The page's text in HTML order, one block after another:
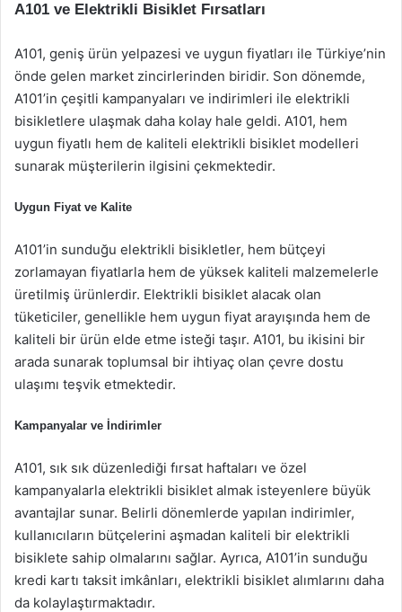
A101 ve Elektrikli Bisiklet Fırsatları
A101, geniş ürün yelpazesi ve uygun fiyatları ile Türkiye’nin
önde gelen market zincirlerinden biridir. Son dönemde,
A101’in çeşitli kampanyaları ve indirimleri ile elektrikli
bisikletlere ulaşmak daha kolay hale geldi. A101, hem
uygun fiyatlı hem de kaliteli elektrikli bisiklet modelleri
sunarak müşterilerin ilgisini çekmektedir.
Uygun Fiyat ve Kalite
A101’in sunduğu elektrikli bisikletler, hem bütçeyi
zorlamayan fiyatlarla hem de yüksek kaliteli malzemelerle
üretilmiş ürünlerdir. Elektrikli bisiklet alacak olan
tüketiciler, genellikle hem uygun fiyat arayışında hem de
kaliteli bir ürün elde etme isteği taşır. A101, bu ikisini bir
arada sunarak toplumsal bir ihtiyaç olan çevre dostu
ulaşımı teşvik etmektedir.
Kampanyalar ve İndirimler
A101, sık sık düzenlediği fırsat haftaları ve özel
kampanyalarla elektrikli bisiklet almak isteyenlere büyük
avantajlar sunar. Belirli dönemlerde yapılan indirimler,
kullanıcıların bütçelerini aşmadan kaliteli bir elektrikli
bisiklete sahip olmalarını sağlar. Ayrıca, A101’in sunduğu
kredi kartı taksit imkânları, elektrikli bisiklet alımlarını daha
da kolaylaştırmaktadır.